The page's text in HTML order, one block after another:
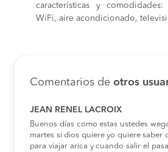
características y
WiFi, aire acondicionado,
Comentarios de otros
JEAN RENEL LACROIX
Buenos días como estas ustedes
martes si dios quiere yo quiere saber
para viajar arica y cuando salir el